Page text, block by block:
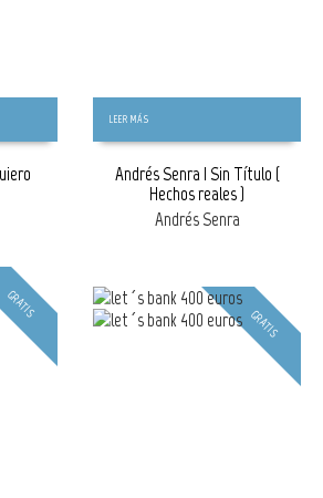
LEER MÁS
Andrés Senra | Sin Título (
Hechos reales )
Andrés Senra
GRATIS
GRATIS